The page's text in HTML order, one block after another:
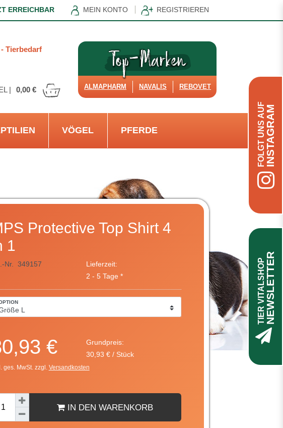
ERREICHBAR MEIN KONTO REGISTRIEREN
Tierbedarf
| 0,00 € ALMAPHARM NAVALIS REBOVET
VÖGEL PFERDE
Protective Top Shirt 4
1
Nr. 349157
Lieferzeit:
2 - 5 Tage *
€
Grundpreis:
30,93 € / Stück
ges. MwSt. zzgl. Versandkosten
IN DEN WARENKORB
FOLGT UNS AUFINSTAGRAM
TIER VITALSHOPNEWSLETTER